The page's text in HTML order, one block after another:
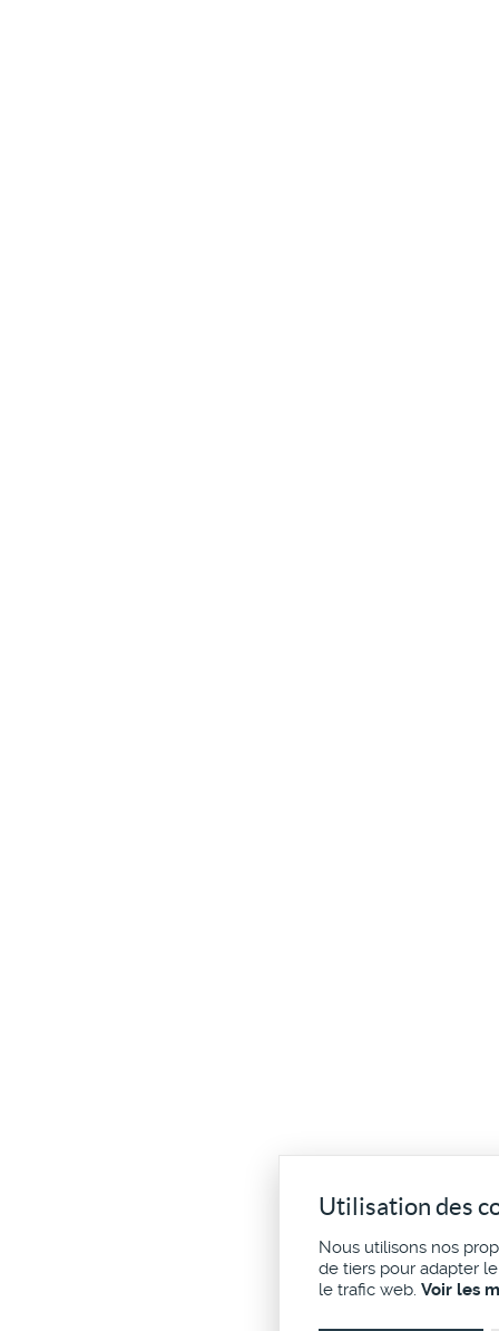
Utilisation des
Nous utilisons nos
de tiers pour adapter
le trafic web. Voir les